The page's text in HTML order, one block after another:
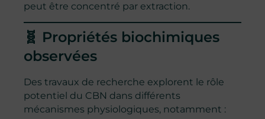
peut être concentré par extraction.
🧬 Propriétés biochimiques
observées
Des travaux de recherche explorent le rôle
potentiel du CBN dans différents
mécanismes physiologiques, notamment :